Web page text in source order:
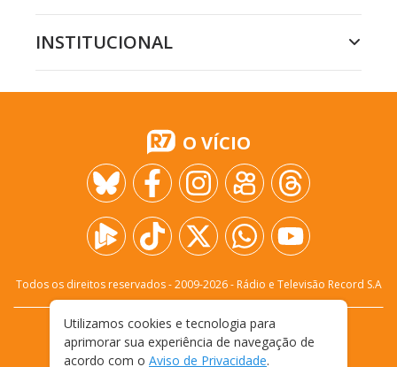
INSTITUCIONAL
O VÍCIO
Todos os direitos reservados - 2009-2026- Rádio e Televisão Record S.A
FALE CONOSCO
PRIVACIDADE
TERMOS E CONDIÇÕES DE USO
Utilizamos cookies e tecnologia para
aprimorar sua experiência de navegação de
acordo com o Aviso de Privacidade.